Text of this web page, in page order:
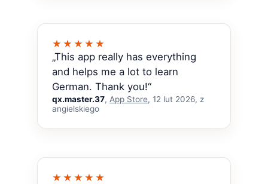
★★★★★
„This app really has everything
and helps me a lot to learn
German. Thank you!“
qx.master.37, App Store, 12 lut 2026, z
angielskiego
★★★★★